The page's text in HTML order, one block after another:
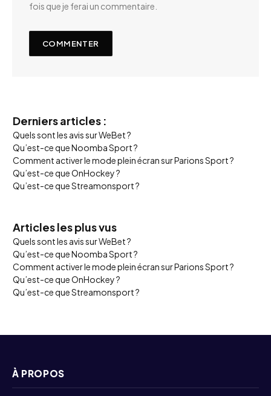
fois que je ferai un commentaire.
Derniers articles :
Quels sont les avis sur WeBet ?
Qu’est-ce que Noomba Sport ?
Comment activer le mode plein écran sur Parions Sport ?
Qu’est-ce que OnHockey ?
Qu’est-ce que Streamonsport ?
Articles les plus vus
Quels sont les avis sur WeBet ?
Qu’est-ce que Noomba Sport ?
Comment activer le mode plein écran sur Parions Sport ?
Qu’est-ce que OnHockey ?
Qu’est-ce que Streamonsport ?
À PROPOS